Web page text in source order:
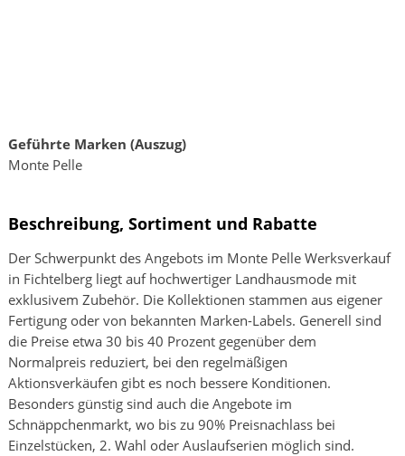
Geführte Marken (Auszug)
Monte Pelle
Beschreibung, Sortiment und Rabatte
Der Schwerpunkt des Angebots im Monte Pelle Werksverkauf
in Fichtelberg liegt auf hochwertiger Landhausmode mit
exklusivem Zubehör. Die Kollektionen stammen aus eigener
Fertigung oder von bekannten Marken-Labels. Generell sind
die Preise etwa 30 bis 40 Prozent gegenüber dem
Normalpreis reduziert, bei den regelmäßigen
Aktionsverkäufen gibt es noch bessere Konditionen.
Besonders günstig sind auch die Angebote im
Schnäppchenmarkt, wo bis zu 90% Preisnachlass bei
Einzelstücken, 2. Wahl oder Auslaufserien möglich sind.